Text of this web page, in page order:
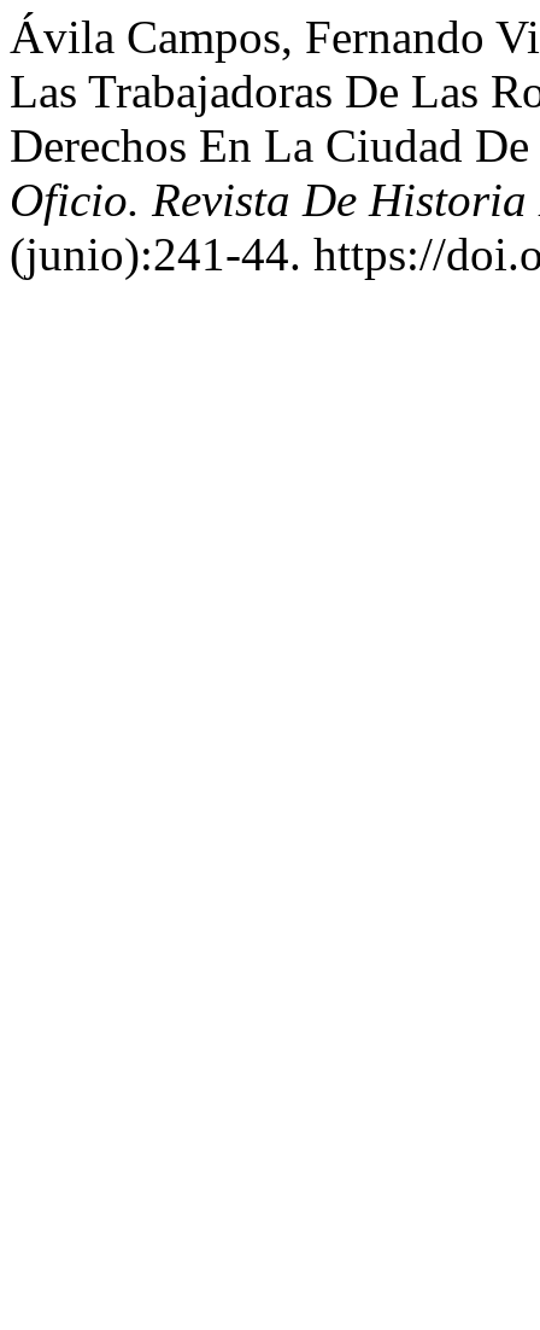
Ávila Campos, Fernando
Las Trabajadoras De Las
Derechos En La Ciudad
Oficio. Revista De
(junio):241-44. https://